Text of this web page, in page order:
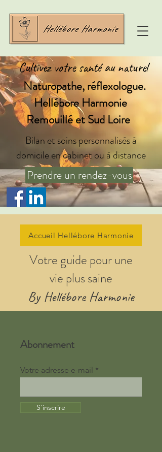
Cultivez votre santé au naturel
Naturopathe, réflexologue.
Hellébore Harmonie
Remouillé et Sud Loire
Bilan et soins personnalisés à
domicile en cabinet ou à distance
Prendre un rendez-vous
Accueil Hellébore Harmonie
Votre guide pour une
vie plus saine
By Hellébore Harmonie
Abonnement
Votre adresse e-mail
S'inscrire